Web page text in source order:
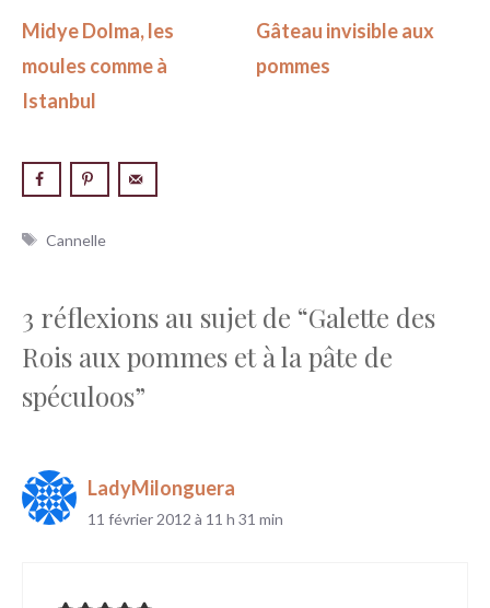
Midye Dolma, les
moules comme à
Istanbul
Gâteau invisible aux
pommes
Étiquettes
Cannelle
3 réflexions au sujet de “Galette des
Rois aux pommes et à la pâte de
spéculoos”
LadyMilonguera
11 février 2012 à 11 h 31 min